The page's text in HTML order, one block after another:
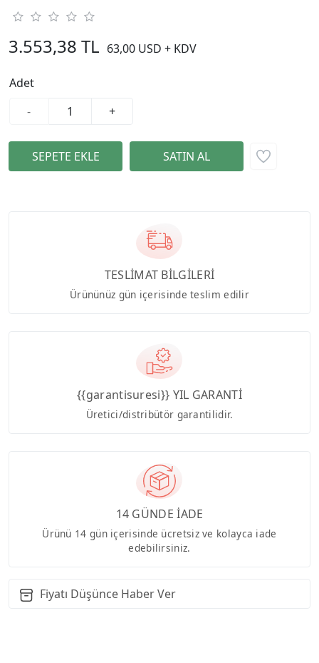
3.553,38 TL 63,00 USD + KDV
Adet
-
+
TESLİMAT BİLGİLERİ
Ürününüz gün içerisinde teslim edilir
{{garantisuresi}} YIL GARANTİ
Üretici/distribütör garantilidir.
14 GÜNDE İADE
Ürünü 14 gün içerisinde ücretsiz ve kolayca iade
edebilirsiniz.
Fiyatı Düşünce Haber Ver